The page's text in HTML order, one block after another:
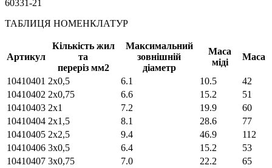
60331-21
ТАБЛИЦЯ НОМЕНКЛАТУР
Артикул
Кількість жил
та
переріз мм2
Максимальний
зовнішній
діаметр
Маса
міді
Маса
10410401 2х0,5 6.1 10.5
42
10410402 2х0,75 6.6 15.2
51
10410403 2х1 7.2 19.9
60
10410404 2х1,5 8.1 28.6
77
10410405 2х2,5 9.4 46.9
112
10410406 3х0,5 6.4 15.2
53
10410407 3х0,75 7.0 22.2
65